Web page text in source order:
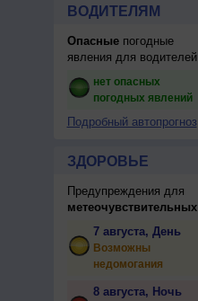
ВОДИТЕЛЯМ
Опасныепогодные
явления для водителей
нет опасных
погодных явлений
Подробный автопрогноз
ЗДОРОВЬЕ
Предупреждения для
метеочувствительных
7 августа, День
Возможны
недомогания
8 августа, Ночь